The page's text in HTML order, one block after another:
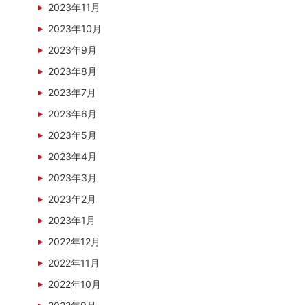
2023年11月
2023年10月
2023年9月
2023年8月
2023年7月
2023年6月
2023年5月
2023年4月
2023年3月
2023年2月
2023年1月
2022年12月
2022年11月
2022年10月